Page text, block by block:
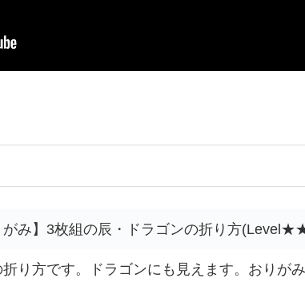
がみ】3枚組の辰・ドラゴンの折り方
り方です。ドラゴンにも見えます。おりが